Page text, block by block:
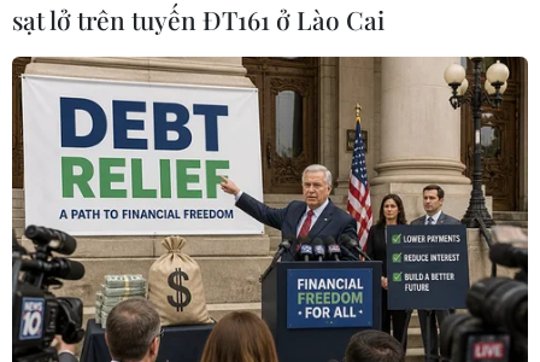
(PBI). Ngoài những người tham gia PBI, người
dân phải trả tiền để được tiêm mũi thứ ba
vaccine ngừa COVID-19.
Bộ Y tế Indonesia trước đó nhấn mạnh việc
triển khai tiêm liều tăng cường cho người dân
sẽ chỉ được bắt đầu khi nước này đạt được mục
tiêu tiêm chủng quốc gia là 50% dân số tiêm đủ
hai liều vaccine./.
(TTXVN/Vietnam+)
sạt lở trên tuyến ĐT161 ở Lào Cai